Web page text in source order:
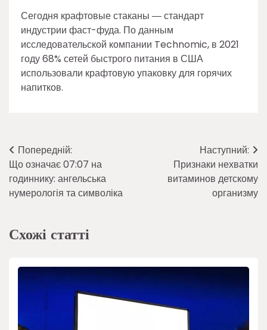
Сегодня крафтовые стаканы ― стандарт
индустрии фаст-фуда. По данным
исследовательской компании Technomic, в 2021
году 68% сетей быстрого питания в США
использовали крафтовую упаковку для горячих
напитков.
Навігація
записів
Попередній:
Що означає 07:07 на
годиннику: ангельська
нумерологія та символіка
Наступний:
Признаки нехватки
витаминов детскому
организму
Схожі статті